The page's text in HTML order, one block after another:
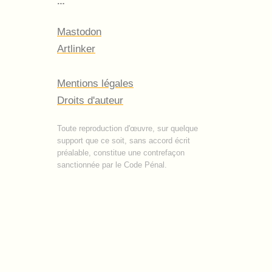
Mastodon
Artlinker
Mentions légales
Droits d'auteur
Toute reproduction d'œuvre, sur quelque
support que ce soit, sans accord écrit
préalable, constitue une contrefaçon
sanctionnée par le Code Pénal.